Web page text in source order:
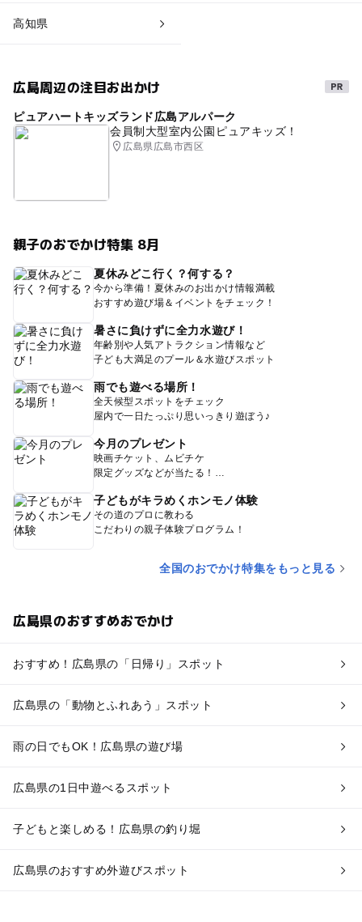
高知県
広島周辺の注目お出かけ
ピュアハートキッズランド広島アルパーク
会員制大型室内公園ピュアキッズ！
広島県広島市西区
親子のおでかけ特集 8月
夏休みどこ行く？何する？
今から準備！夏休みのお出かけ情報満載
おすすめ遊び場＆イベントをチェック！
暑さに負けずに全力水遊び！
年齢別や人気アトラクション情報など
子ども大満足のプール＆水遊びスポット
雨でも遊べる場所！
全天候型スポットをチェック
屋内で一日たっぷり思いっきり遊ぼう♪
今月のプレゼント
映画チケット、ムビチケ
限定グッズなどが当たる！
子どもがキラめくホンモノ体験
その道のプロに教わる
こだわりの親子体験プログラム！
全国のおでかけ特集をもっと見る
広島県のおすすめおでかけ
おすすめ！広島県の「日帰り」スポット
広島県の「動物とふれあう」スポット
雨の日でもOK！広島県の遊び場
広島県の1日中遊べるスポット
子どもと楽しめる！広島県の釣り堀
広島県のおすすめ外遊びスポット